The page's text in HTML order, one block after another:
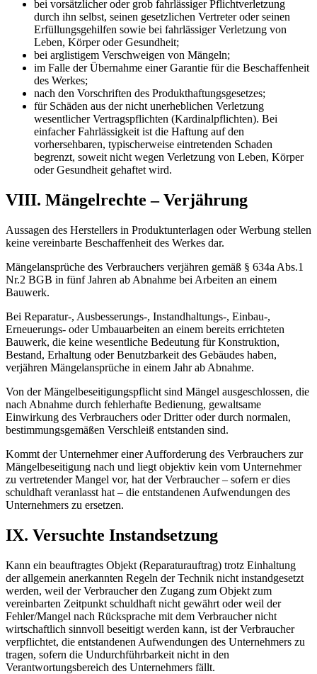
bei vorsätzlicher oder grob fahrlässiger Pflichtverletzung
durch ihn selbst, seinen gesetzlichen Vertreter oder seinen
Erfüllungsgehilfen sowie bei fahrlässiger Verletzung von
Leben, Körper oder Gesundheit;
bei arglistigem Verschweigen von Mängeln;
im Falle der Übernahme einer Garantie für die Beschaffenheit
des Werkes;
nach den Vorschriften des Produkthaftungsgesetzes;
für Schäden aus der nicht unerheblichen Verletzung
wesentlicher Vertragspflichten (Kardinalpflichten). Bei
einfacher Fahrlässigkeit ist die Haftung auf den
vorhersehbaren, typischerweise eintretenden Schaden
begrenzt, soweit nicht wegen Verletzung von Leben, Körper
oder Gesundheit gehaftet wird.
VIII. Mängelrechte – Verjährung
Aussagen des Herstellers in Produktunterlagen oder Werbung stellen
keine vereinbarte Beschaffenheit des Werkes dar.
Mängelansprüche des Verbrauchers verjähren gemäß § 634a Abs.1
Nr.2 BGB in fünf Jahren ab Abnahme bei Arbeiten an einem
Bauwerk.
Bei Reparatur-, Ausbesserungs-, Instandhaltungs-, Einbau-,
Erneuerungs- oder Umbauarbeiten an einem bereits errichteten
Bauwerk, die keine wesentliche Bedeutung für Konstruktion,
Bestand, Erhaltung oder Benutzbarkeit des Gebäudes haben,
verjähren Mängelansprüche in einem Jahr ab Abnahme.
Von der Mängelbeseitigungspflicht sind Mängel ausgeschlossen, die
nach Abnahme durch fehlerhafte Bedienung, gewaltsame
Einwirkung des Verbrauchers oder Dritter oder durch normalen,
bestimmungsgemäßen Verschleiß entstanden sind.
Kommt der Unternehmer einer Aufforderung des Verbrauchers zur
Mängelbeseitigung nach und liegt objektiv kein vom Unternehmer
zu vertretender Mangel vor, hat der Verbraucher – sofern er dies
schuldhaft veranlasst hat – die entstandenen Aufwendungen des
Unternehmers zu ersetzen.
IX. Versuchte Instandsetzung
Kann ein beauftragtes Objekt (Reparaturauftrag) trotz Einhaltung
der allgemein anerkannten Regeln der Technik nicht instandgesetzt
werden, weil der Verbraucher den Zugang zum Objekt zum
vereinbarten Zeitpunkt schuldhaft nicht gewährt oder weil der
Fehler/Mangel nach Rücksprache mit dem Verbraucher nicht
wirtschaftlich sinnvoll beseitigt werden kann, ist der Verbraucher
verpflichtet, die entstandenen Aufwendungen des Unternehmers zu
tragen, sofern die Undurchführbarkeit nicht in den
Verantwortungsbereich des Unternehmers fällt.